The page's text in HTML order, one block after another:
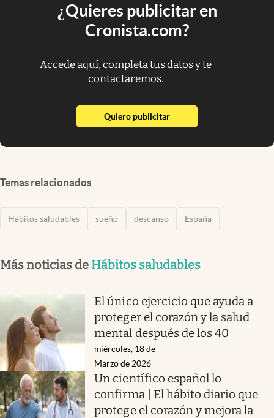
¿Quieres publicitar en
Cronista.com?
Accede aquí, completa tus datos y te
contactaremos.
Quiero publicitarabre en nueva pestaña
Temas relacionados
Hábitos saludables sueño descanso España
Más noticias de Hábitos saludables
El único ejercicio que ayuda a
proteger el corazón y la salud
mental después de los 40
miércoles, 18 de
Marzo de 2026
Un científico español lo
confirma | El hábito diario que
protege el corazón y mejora la